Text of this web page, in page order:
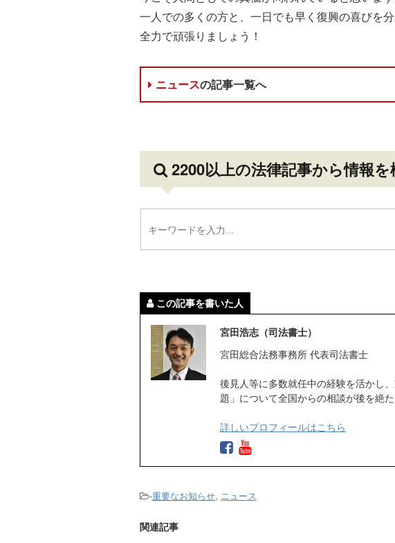
一人での多くの方と、一日でも早く復興の喜びを
全力で頑張りましょう！
ニュースの記事一覧へ
2200以上の法律記事から情報を
この記事を書いた人
宮田浩志（司法書士）
宮田総合法務事務所 代表司法書士
後見人等に多数就任中の経験を活かし
題」について全国からの相談が後を絶た
詳しいプロフィールはこちら
-重要なお知らせ, ニュース
関連記事